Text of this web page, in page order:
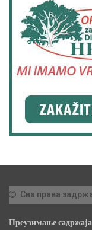
Сва права
Преузимање